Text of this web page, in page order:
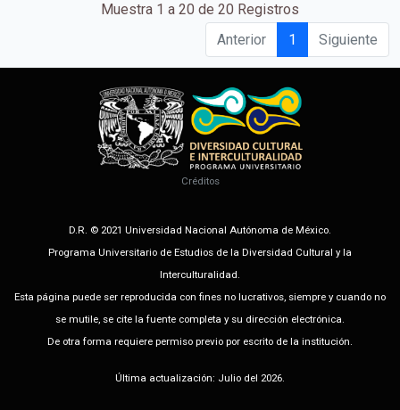
Muestra 1 a 20 de 20 Registros
Anterior
1 Siguiente
Créditos
D.R. © 2021 Universidad Nacional Autónoma de México.
Programa Universitario de Estudios de la Diversidad Cultural y la
Interculturalidad.
Esta página puede ser reproducida con fines no lucrativos, siempre y cuando no
se mutile, se cite la fuente completa y su dirección electrónica.
De otra forma requiere permiso previo por escrito de la institución.
Última actualización: Julio del 2026.